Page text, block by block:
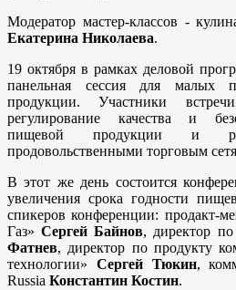
Модератор мастер-классов -
Екатерина Николаева.
19 октября в рамках деловой
панельная сессия для малых
продукции. Участники
регулирование качества и
пищевой продукции и
продовольственными торговым
В этот же день состоится
увеличения срока годности
спикеров конференции: продакт-
Газ»Сергей Байнов, директор
Фатнев, директор по продукту
технологии» Сергей Тюкин,
Russia Константин Костин.